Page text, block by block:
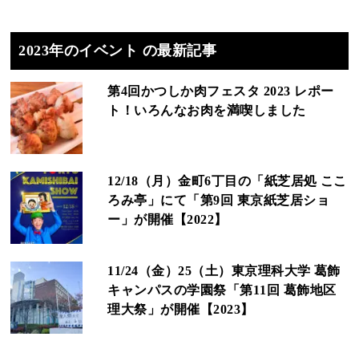
2023年のイベント の最新記事
第4回かつしか肉フェスタ 2023 レポー
ト！いろんなお肉を満喫しました
12/18（月）金町6丁目の「紙芝居処 ここ
ろみ亭」にて「第9回 東京紙芝居ショ
ー」が開催【2022】
11/24（金）25（土）東京理科大学 葛飾
キャンパスの学園祭「第11回 葛飾地区
理大祭」が開催【2023】